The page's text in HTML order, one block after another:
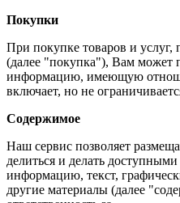
Покупки
При покупке товаров и услуг,
(далее "покупка"), Вам может
информацию, имеющую
включает, но не
Содержимое
Наш сервис позволяет
делиться и делать
информацию, текст,
другие материалы (далее